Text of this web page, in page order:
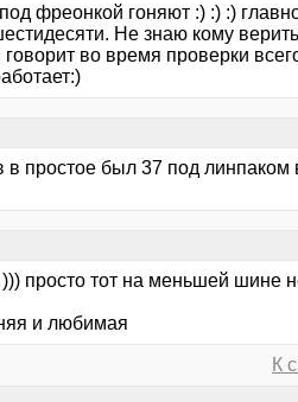
фреонкой гоняют :) :) :)
Не знаю кому
во время проверки
в простое был 37 под
просто тот на меньшей шине
и любимая
К